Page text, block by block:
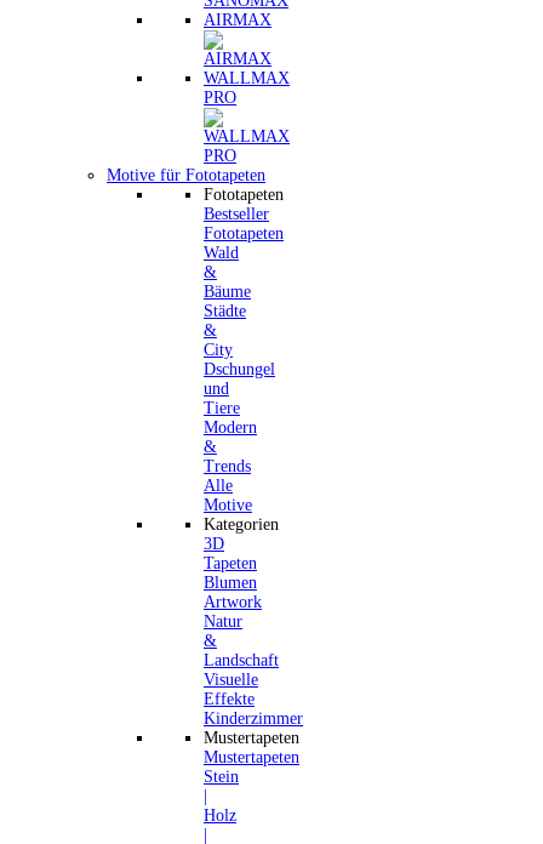
AIRMAX
WALLMAX
PRO
Motive für Fototapeten
Fototapeten
Bestseller
Fototapeten
Wald
&
Bäume
Städte
&
City
Dschungel
und
Tiere
Modern
&
Trends
Alle
Motive
Kategorien
3D
Tapeten
Blumen
Artwork
Natur
&
Landschaft
Visuelle
Effekte
Kinderzimmer
Mustertapeten
Mustertapeten
Stein
Holz